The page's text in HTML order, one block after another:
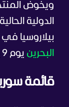
ويخوض
الدولية
بيلاروسيا في مينسك يوم
البحرين يوم 9 يونيو بمدينة أنطاليا التركية.
قائمة